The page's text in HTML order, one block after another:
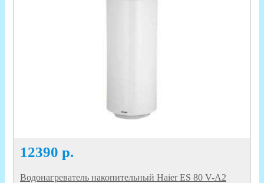
12390 р.
Водонагреватель накопительный Haier ES 80 V-A2